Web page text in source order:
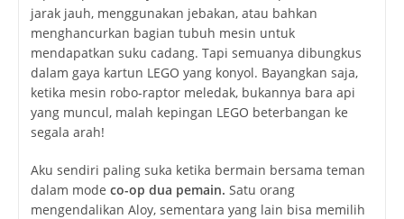
jarak jauh, menggunakan jebakan, atau bahkan
menghancurkan bagian tubuh mesin untuk
mendapatkan suku cadang. Tapi semuanya dibungkus
dalam gaya kartun LEGO yang konyol. Bayangkan saja,
ketika mesin robo-raptor meledak, bukannya bara api
yang muncul, malah kepingan LEGO beterbangan ke
segala arah!
Aku sendiri paling suka ketika bermain bersama teman
dalam mode co-op dua pemain. Satu orang
mengendalikan Aloy, sementara yang lain bisa memilih